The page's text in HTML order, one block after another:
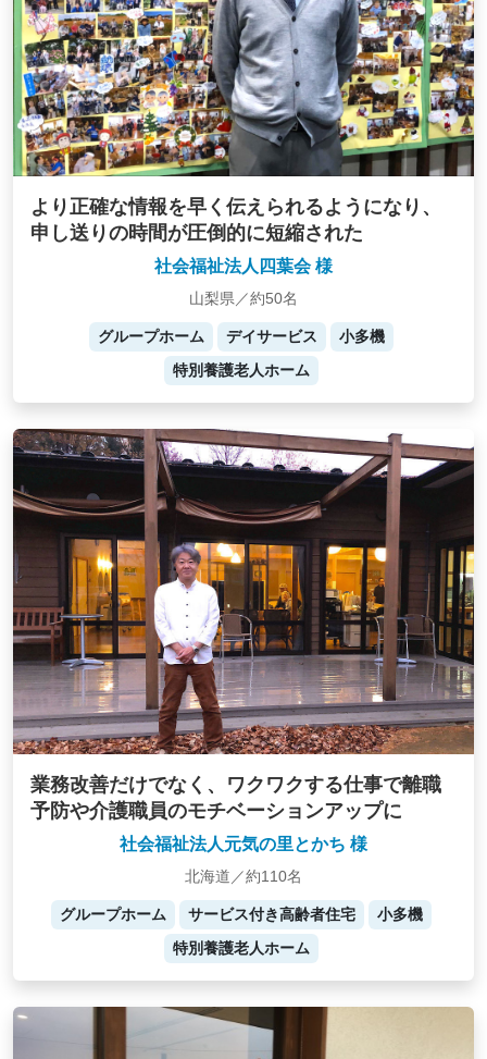
より正確な情報を早く伝えられるようになり、
申し送りの時間が圧倒的に短縮された
社会福祉法人四葉会 様
山梨県／約50名
グループホーム デイサービス
小多機
特別養護老人ホーム
業務改善だけでなく、ワクワクする仕事で離職
予防や介護職員のモチベーションアップに
社会福祉法人元気の里とかち 様
北海道／約110名
グループホーム サービス付き高齢者住宅
小多機
特別養護老人ホーム